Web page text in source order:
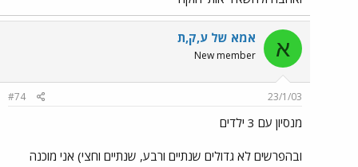
א אמא של ע,ק,ת
New member
23/1/03
#74
מנסיון עם 3 ילדים
ובהפרשים לא גדולים שנתיים ורבע, שנתיים וחצי) אני מוכנה